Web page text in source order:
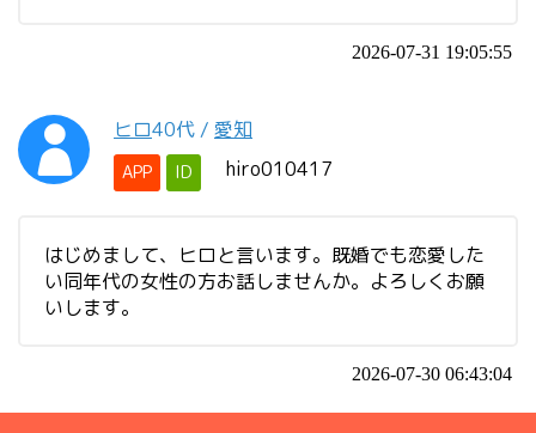
2026-07-31 19:05:55
ヒロ40代 / 愛知
APP ID hiro010417
はじめまして、ヒロと言います。既婚でも恋愛した
い同年代の女性の方お話しませんか。よろしくお願
いします。
2026-07-30 06:43:04